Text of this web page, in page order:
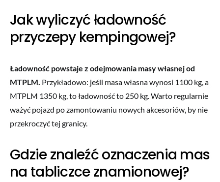
Jak wyliczyć ładowność
przyczepy kempingowej?
Ładowność powstaje z odejmowania masy własnej od
MTPLM. Przykładowo: jeśli masa własna wynosi 1100 kg, a
MTPLM 1350 kg, to ładowność to 250 kg. Warto regularnie
ważyć pojazd po zamontowaniu nowych akcesoriów, by nie
przekroczyć tej granicy.
Gdzie znaleźć oznaczenia mas
na tabliczce znamionowej?